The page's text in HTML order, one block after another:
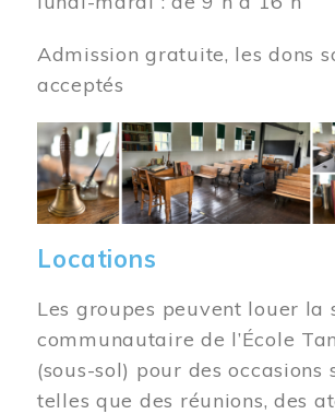
Admission gratuite, les dons
acceptés
Image
Locations
Les groupes peuvent louer la
communautaire de l’École
(sous-sol) pour des occasions
telles que des réunions, des